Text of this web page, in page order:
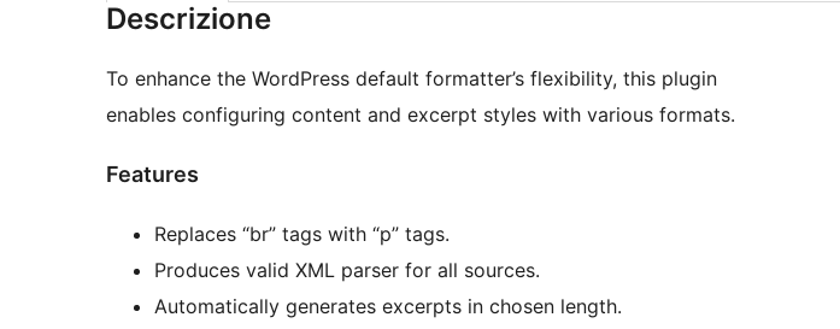
Descrizione
To enhance the WordPress default formatter’s flexibility, this plugin
enables configuring content and excerpt styles with various formats.
Features
Replaces “br” tags with “p” tags.
Produces valid XML parser for all sources.
Automatically generates excerpts in chosen length.